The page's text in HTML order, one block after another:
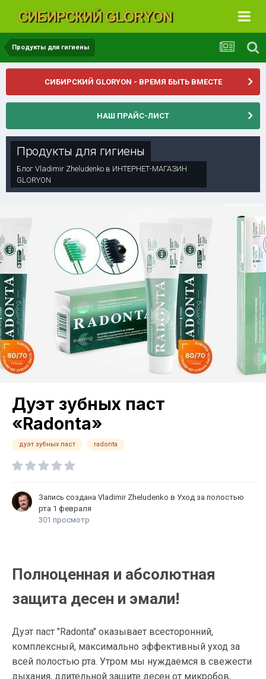
Продукты для гигиены
СИБИРСКИЙ GLORYON - ВРЕМЯ БЫТЬ ВМЕСТЕ
НАШ ПРАЙС-ЛИСТ
Продукты для гигиены
Блог Vladimir Zheludenko в ИНТЕРНЕТ-МАГАЗИН
GLORYON
Дуэт зубных паст
«Radonta»
дуэт зубных паст radonta
Запись создана Vladimir Zheludenko в Уход за полостью
рта 1 февраля
301 просмотр
Полноценная и абсолютная
защита десен и эмали!
Дуэт паст "Radonta" оказывает всесторонний,
комплексный, максимально эффективный уход за
всей полостью рта. Утром мы нуждаемся в свежести
дыхания, длительной защите десен от микробов,